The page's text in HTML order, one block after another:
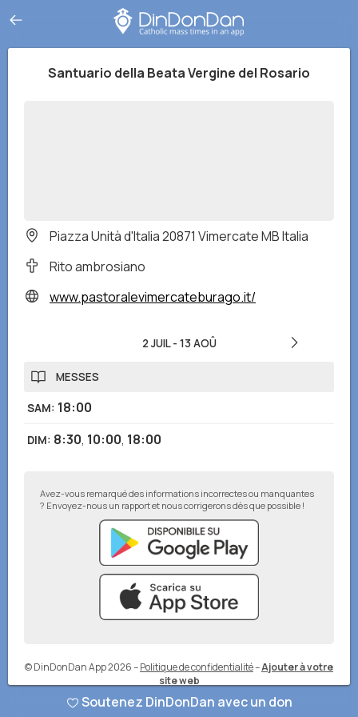
Santuario della Beata Vergine del Rosario
Piazza Unità d'Italia 20871 Vimercate MB Italia
Rito ambrosiano
www.pastoralevimercateburago.it/
2 JUIL- 13 AOÛ
MESSES
SAM: 18:00
DIM: 8:30, 10:00, 18:00
Avez-vous remarqué des informations incorrectes ou manquantes
? Envoyez-nous un rapport et nous corrigerons dès que possible !
© DinDonDan App 2026–Politique de confidentialité–Ajouter à votre
site web
Soutenez DinDonDan avec un don